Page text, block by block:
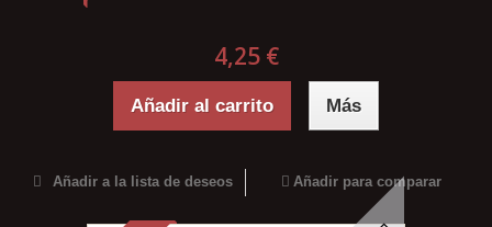
4,25 €
Añadir al carrito Más
Añadir a la lista de deseos Añadir para comparar